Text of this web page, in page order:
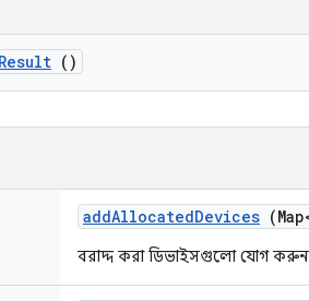
Result ()
addAllocatedDevices
বরাদ্দ করা ডিভাইসগুলো যোগ